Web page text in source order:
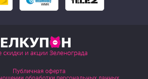
Публичная оферта